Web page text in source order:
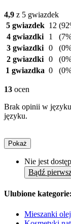
4,9 z 5 gwiazdek
5 gwiazdek 12
4 gwiazdki
1
3 gwiazdki 0
2 gwiazdki 0
1 gwiazdka 0
13 ocen
Brak opinii w
języku.
Pokaż
Nie jest
Bądź
Ulubione kategorie:
Mieszanki